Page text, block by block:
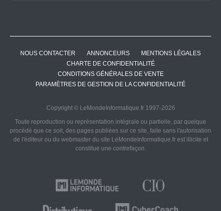
NOUS CONTACTER ANNONCEURS
MENTIONS LÉGALES
CHARTE DE CONFIDENTIALITÉ
CONDITIONS GÉNÉRALES DE VENTE
PARAMÈTRES DE GESTION DE LA CONFIDENTIALITÉ
Copyright © LeMondeInformatique.fr 1997-2026
Toute reproduction ou représentation intégrale ou partielle, par quelque
procédé que ce soit, des pages publiées sur ce site, faite sans l'autorisation
de l'éditeur ou du webmaster du site LeMondeInformatique.fr est illicite et
constitue une contrefaçon.